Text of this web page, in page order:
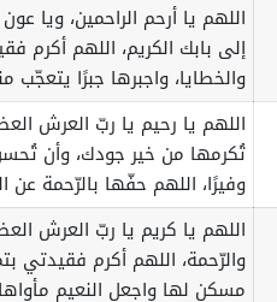
اللهم يا أرحم الراحمين، ويا
إلى بابك الكريم، اللهم أكرم
والخطايا، واجبرها جبرًا يتعجّب
اللهم يا رحيم يا ربّ العرش
تُكرمها من خير جودك، وأن
وفيرًا، اللهم حفّها بالرّحمة
اللهم يا كريم يا ربّ العرش
والرّحمة، اللهم أكرم فقيدتي
مسكن لها واجعل النعيم